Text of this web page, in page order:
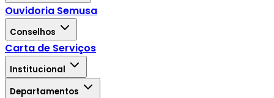
Ouvidoria Semusa
Conselhos
Carta de Serviços
Institucional
Departamentos